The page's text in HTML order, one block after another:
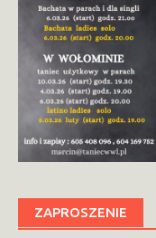
ZAPROSZENIE